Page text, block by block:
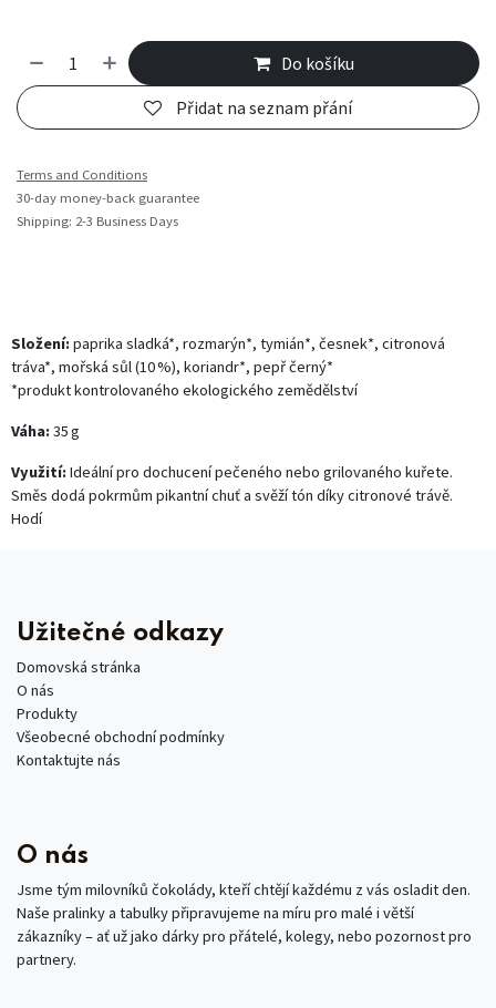
Do košíku
Přidat na seznam přání
Terms and Conditions
30-day money-back guarantee
Shipping: 2-3 Business Days
Složení:paprika sladká*, rozmarýn*, tymián*, česnek*, citronová
tráva*, mořská sůl (10 %), koriandr*, pepř černý*
*produkt kontrolovaného ekologického zemědělství
Váha:35 g
Využití:Ideální pro dochucení pečeného nebo grilovaného kuřete.
Směs dodá pokrmům pikantní chuť a svěží tón díky citronové trávě.
Hodí
Užitečné odkazy
Domovská stránka
O nás
Produkty
Všeobecné obchodní podmínky
Kontaktujte nás
O nás
Jsme tým milovníků čokolády, kteří chtějí každému z vás osladit den.
Naše pralinky a tabulky připravujeme na míru pro malé i větší
zákazníky – ať už jako dárky pro přátelé, kolegy, nebo pozornost pro
partnery.